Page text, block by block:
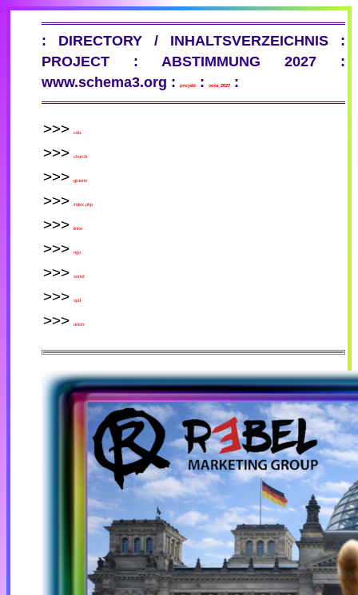
: DIRECTORY / INHALTSVERZEICHNIS :
PROJECT : ABSTIMMUNG 2027 :
www.schema3.org :
projekt : vota_2027 :
cdu
church
gruene
index.php
linke
ngo
sonst
spd
union